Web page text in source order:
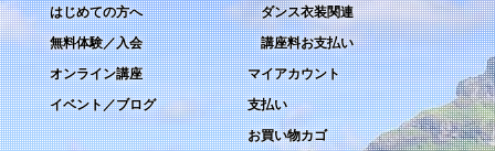
はじめての方へ
無料体験／入会
オンライン講座
イベント／ブログ
ダンス衣装関連
講座料お支払い
マイアカウント
支払い
お買い物カゴ